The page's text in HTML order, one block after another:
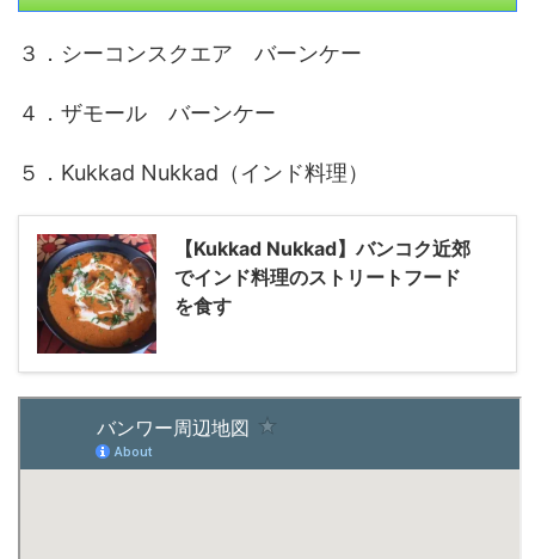
３．シーコンスクエア バーンケー
４．ザモール バーンケー
５．Kukkad Nukkad（インド料理）
【Kukkad Nukkad】バンコク近郊
でインド料理のストリートフード
を食す